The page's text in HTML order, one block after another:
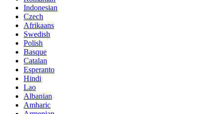
Indonesian
Czech
Afrikaans
Swedish
Polish
Basque
Catalan
Esperanto
Hindi
Lao
Albanian
Amharic